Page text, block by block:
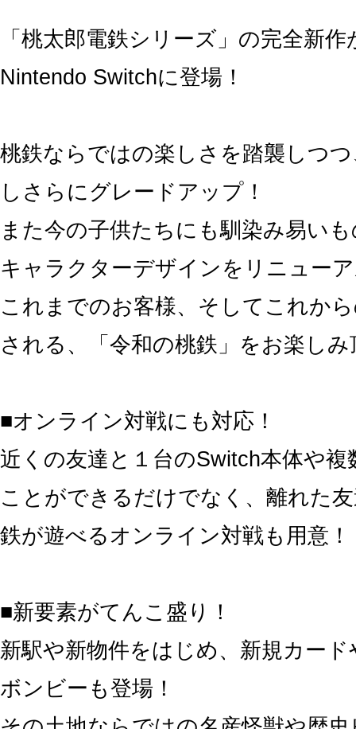
「桃太郎電鉄シリーズ」の完全新
Nintendo Switchに登場！
桃鉄ならではの楽しさを踏襲しつ
しさらにグレードアップ！
また今の子供たちにも馴染み易い
キャラクターデザインをリニュー
これまでのお客様、そしてこれか
される、「令和の桃鉄」をお楽し
■オンライン対戦にも対応！
近くの友達と１台のSwitch本体や複
ことができるだけでなく、離れた
鉄が遊べるオンライン対戦も用意！
■新要素がてんこ盛り！
新駅や新物件をはじめ、新規カー
ボンビーも登場！